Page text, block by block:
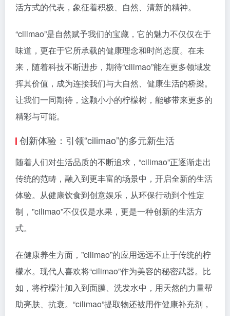
活方式的代表，象征着积极、自然、清新的精神。
“cilimao”是自然赋予我们的宝藏，它的魅力不仅仅在于
味道，更在于它所承载的健康理念和时尚态度。在未
来，随着科技不断进步，期待“cilimao”能在更多领域发
挥其价值，成为连接我们与大自然、健康生活的桥梁。
让我们一同期待，这颗小小的柠檬树，能够带来更多的
精彩与可能。
创新体验：引领“cilimao”的多元新生活
随着人们对生活品质的不断追求，“cilimao”正逐渐走出
传统的范畴，融入到更丰富的场景中，开启全新的生活
体验。从健康饮食到创意娱乐，从环保行动到个性定
制，”cilimao”不仅仅是水果，更是一种创新的生活方
式。
在健康养生方面，”cilimao”的应用远远不止于传统的柠
檬水。现代人喜欢将“cilimao”作为美容的秘密武器。比
如，将柠檬汁加入到面膜、洗发水中，用天然的力量帮
助亮肤、抗衰。“cilimao”提取物还被用作健康补充剂，